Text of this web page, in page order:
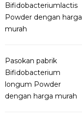
Bifidobacteriumlactis
Powder dengan harga
murah
Pasokan pabrik
Bifidobacterium
longum Powder
dengan harga murah